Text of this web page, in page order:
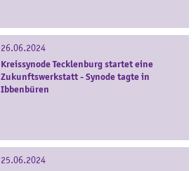
26.06.2024
Kreissynode Tecklenburg startet eine
Zukunftswerkstatt - Synode tagte in
Ibbenbüren
25.06.2024